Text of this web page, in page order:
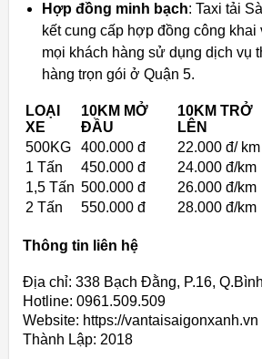
Hợp đồng minh bạch: Taxi tải
kết cung cấp hợp đồng công khai
mọi khách hàng sử dụng dịch vụ
hàng trọn gói ở Quận 5.
LOẠI
XE
10KM MỞ
ĐẦU
10KM TRỞ
LÊN
500KG
400.000 đ 22.000 đ/ km
1 Tấn
450.000 đ 24.000 đ/km
1,5 Tấn 500.000 đ 26.000 đ/km
2 Tấn
550.000 đ 28.000 đ/km
Thông tin liên hệ
Địa chỉ: 338 Bạch Đằng, P.16,
Hotline: 0961.509.509
Website: https://vantaisaigonxanh.vn
Thành Lập: 2018